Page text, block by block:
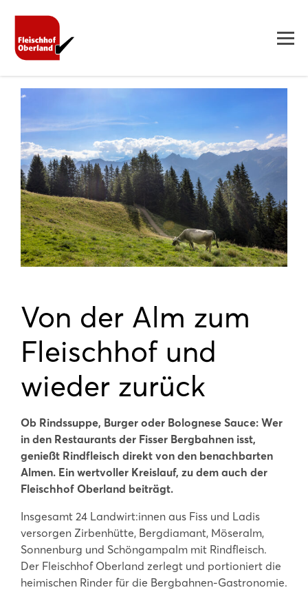
Von der Alm zum
Fleischhof und
wieder zurück
Ob Rindssuppe, Burger oder Bolognese Sauce: Wer
in den Restaurants der Fisser Bergbahnen isst,
genießt Rindfleisch direkt von den benachbarten
Almen. Ein wertvoller Kreislauf, zu dem auch der
Fleischhof Oberland beiträgt.
Insgesamt 24 Landwirt:innen aus Fiss und Ladis
versorgen Zirbenhütte, Bergdiamant, Möseralm,
Sonnenburg und Schöngampalm mit Rindfleisch.
Der Fleischhof Oberland zerlegt und portioniert die
heimischen Rinder für die Bergbahnen-Gastronomie.